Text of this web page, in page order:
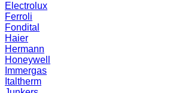
Electrolux
Ferroli
Fondital
Haier
Hermann
Honeywell
Immergas
Italtherm